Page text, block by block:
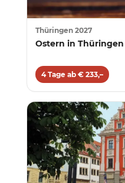
Thüringen 2027
Ostern in Thüringen
4 Tage ab € 233,–